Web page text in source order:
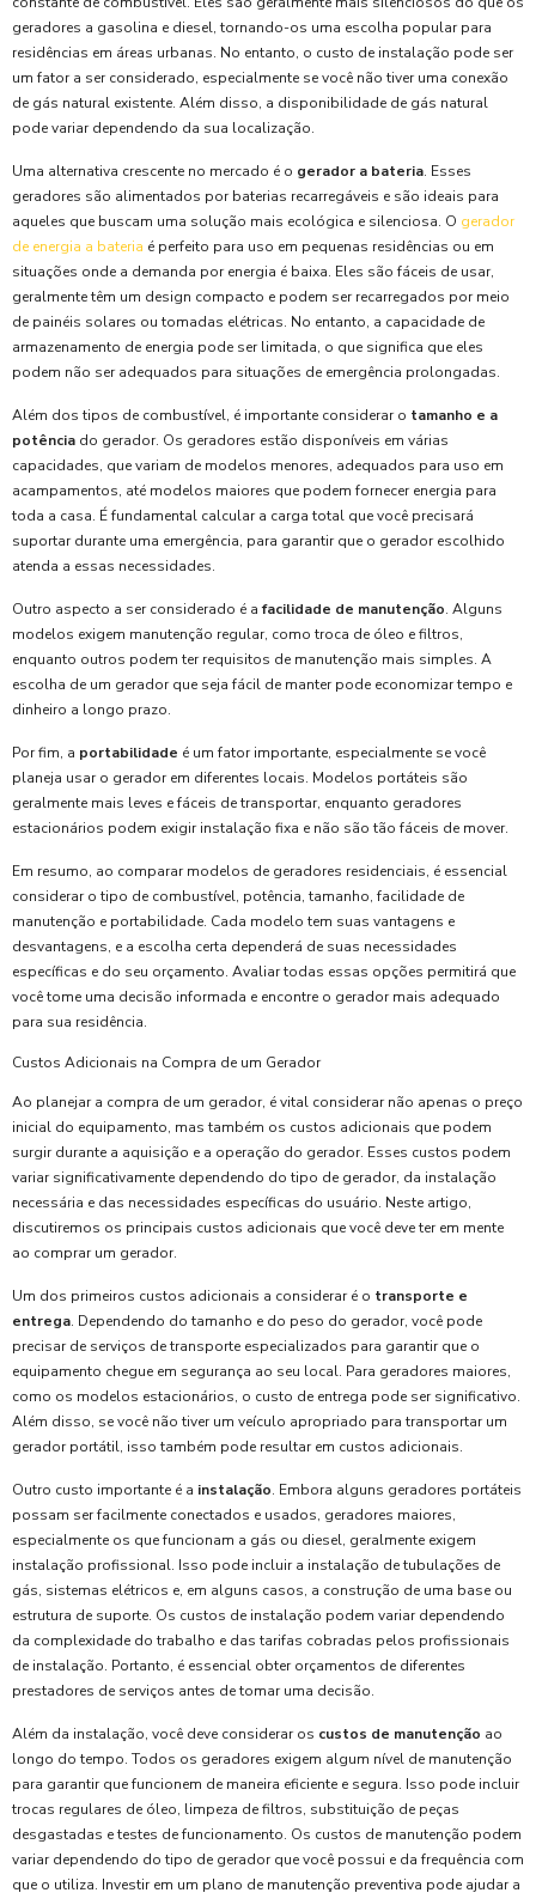
geradores a gasolina e diesel, tornando-os uma escolha popular para
residências em áreas urbanas. No entanto, o custo de instalação pode ser
um fator a ser considerado, especialmente se você não tiver uma conexão
de gás natural existente. Além disso, a disponibilidade de gás natural
pode variar dependendo da sua localização.
Uma alternativa crescente no mercado é o gerador a bateria. Esses
geradores são alimentados por baterias recarregáveis e são ideais para
aqueles que buscam uma solução mais ecológica e silenciosa. O gerador
de energia a bateria é perfeito para uso em pequenas residências ou em
situações onde a demanda por energia é baixa. Eles são fáceis de usar,
geralmente têm um design compacto e podem ser recarregados por meio
de painéis solares ou tomadas elétricas. No entanto, a capacidade de
armazenamento de energia pode ser limitada, o que significa que eles
podem não ser adequados para situações de emergência prolongadas.
Além dos tipos de combustível, é importante considerar o tamanho e a
potência do gerador. Os geradores estão disponíveis em várias
capacidades, que variam de modelos menores, adequados para uso em
acampamentos, até modelos maiores que podem fornecer energia para
toda a casa. É fundamental calcular a carga total que você precisará
suportar durante uma emergência, para garantir que o gerador escolhido
atenda a essas necessidades.
Outro aspecto a ser considerado é afacilidade de manutenção. Alguns
modelos exigem manutenção regular, como troca de óleo e filtros,
enquanto outros podem ter requisitos de manutenção mais simples. A
escolha de um gerador que seja fácil de manter pode economizar tempo e
dinheiro a longo prazo.
Por fim, a portabilidade é um fator importante, especialmente se você
planeja usar o gerador em diferentes locais. Modelos portáteis são
geralmente mais leves e fáceis de transportar, enquanto geradores
estacionários podem exigir instalação fixa e não são tão fáceis de mover.
Em resumo, ao comparar modelos de geradores residenciais, é essencial
considerar o tipo de combustível, potência, tamanho, facilidade de
manutenção e portabilidade. Cada modelo tem suas vantagens e
desvantagens, e a escolha certa dependerá de suas necessidades
específicas e do seu orçamento. Avaliar todas essas opções permitirá que
você tome uma decisão informada e encontre o gerador mais adequado
para sua residência.
Custos Adicionais na Compra de um Gerador
Ao planejar a compra de um gerador, é vital considerar não apenas o preço
inicial do equipamento, mas também os custos adicionais que podem
surgir durante a aquisição e a operação do gerador. Esses custos podem
variar significativamente dependendo do tipo de gerador, da instalação
necessária e das necessidades específicas do usuário. Neste artigo,
discutiremos os principais custos adicionais que você deve ter em mente
ao comprar um gerador.
Um dos primeiros custos adicionais a considerar é o transporte e
entrega. Dependendo do tamanho e do peso do gerador, você pode
precisar de serviços de transporte especializados para garantir que o
equipamento chegue em segurança ao seu local. Para geradores maiores,
como os modelos estacionários, o custo de entrega pode ser significativo.
Além disso, se você não tiver um veículo apropriado para transportar um
gerador portátil, isso também pode resultar em custos adicionais.
Outro custo importante é a instalação. Embora alguns geradores portáteis
possam ser facilmente conectados e usados, geradores maiores,
especialmente os que funcionam a gás ou diesel, geralmente exigem
instalação profissional. Isso pode incluir a instalação de tubulações de
gás, sistemas elétricos e, em alguns casos, a construção de uma base ou
estrutura de suporte. Os custos de instalação podem variar dependendo
da complexidade do trabalho e das tarifas cobradas pelos profissionais
de instalação. Portanto, é essencial obter orçamentos de diferentes
prestadores de serviços antes de tomar uma decisão.
Além da instalação, você deve considerar os custos de manutenção ao
longo do tempo. Todos os geradores exigem algum nível de manutenção
para garantir que funcionem de maneira eficiente e segura. Isso pode incluir
trocas regulares de óleo, limpeza de filtros, substituição de peças
desgastadas e testes de funcionamento. Os custos de manutenção podem
variar dependendo do tipo de gerador que você possui e da frequência com
que o utiliza. Investir em um plano de manutenção preventiva pode ajudar a